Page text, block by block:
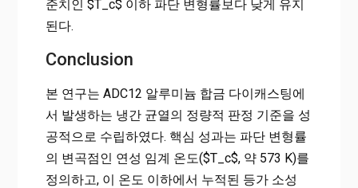
준치인 $T_c$ 이하 파단 변형률보다 낮게 유지
된다.
Conclusion
본 연구는 ADC12 알루미늄 합금 다이캐스팅에
서 발생하는 냉간 균열의 정량적 판정 기준을 성
공적으로 수립하였다. 핵심 성과는 파단 변형률
의 변곡점인 연성 임계 온도($T_c$, 약 573 K)를
정의하고, 이 온도 이하에서 누적된 등가 소성